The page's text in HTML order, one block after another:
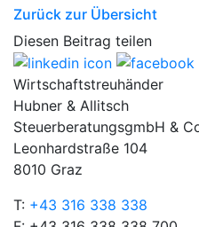
Zurück zur Übersicht
Diesen Beitrag teilen
Wirtschaftstreuhänder
Hubner & Allitsch
SteuerberatungsgmbH &
Leonhardstraße 104
8010 Graz
T: +43 316 338 338